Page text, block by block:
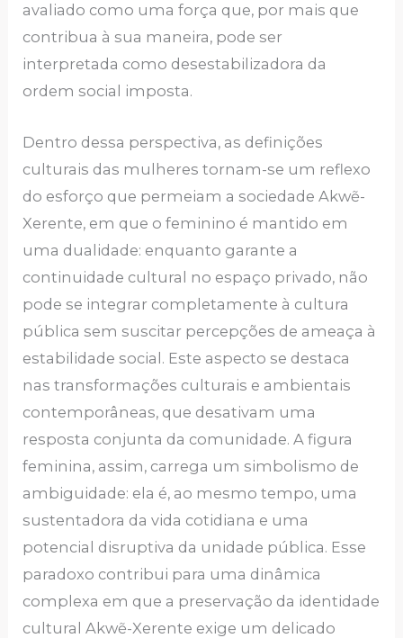
avaliado como uma força que, por mais que
contribua à sua maneira, pode ser
interpretada como desestabilizadora da
ordem social imposta.
Dentro dessa perspectiva, as definições
culturais das mulheres tornam-se um reflexo
do esforço que permeiam a sociedade Akwẽ-
Xerente, em que o feminino é mantido em
uma dualidade: enquanto garante a
continuidade cultural no espaço privado, não
pode se integrar completamente à cultura
pública sem suscitar percepções de ameaça à
estabilidade social. Este aspecto se destaca
nas transformações culturais e ambientais
contemporâneas, que desativam uma
resposta conjunta da comunidade. A figura
feminina, assim, carrega um simbolismo de
ambiguidade: ela é, ao mesmo tempo, uma
sustentadora da vida cotidiana e uma
potencial disruptiva da unidade pública. Esse
paradoxo contribui para uma dinâmica
complexa em que a preservação da identidade
cultural Akwẽ-Xerente exige um delicado